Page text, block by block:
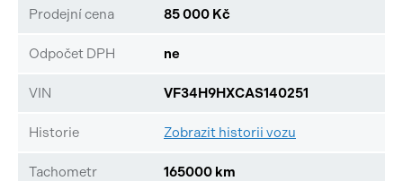
Prodejní cena 85 000 Kč
Odpočet DPH ne
VIN VF34H9HXCAS140251
Historie Zobrazit historii vozu
Tachometr 165000 km